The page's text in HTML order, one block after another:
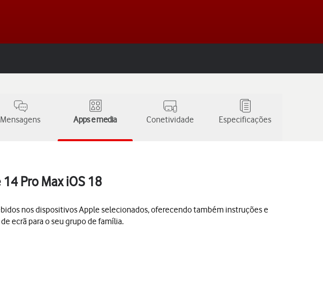
Mensagens Apps e media Conetividade Especificações
Pro Max iOS 18
nos dispositivos Apple selecionados, oferecendo também instruções e
ecrã para o seu grupo de família.